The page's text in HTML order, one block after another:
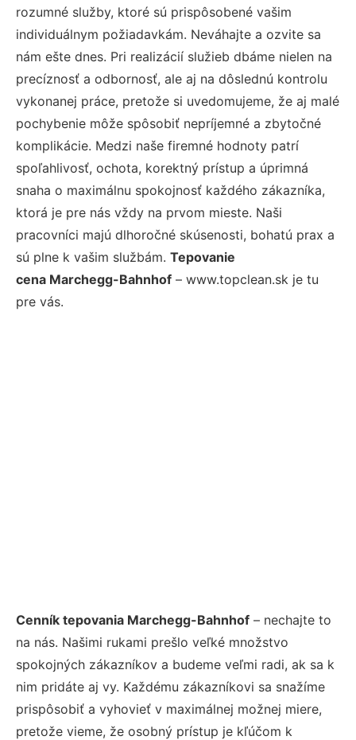
rozumné služby, ktoré sú prispôsobené vašim
individuálnym požiadavkám. Neváhajte a ozvite sa
nám ešte dnes. Pri realizácií služieb dbáme nielen na
precíznosť a odbornosť, ale aj na dôslednú kontrolu
vykonanej práce, pretože si uvedomujeme, že aj malé
pochybenie môže spôsobiť nepríjemné a zbytočné
komplikácie. Medzi naše firemné hodnoty patrí
spoľahlivosť, ochota, korektný prístup a úprimná
snaha o maximálnu spokojnosť každého zákazníka,
ktorá je pre nás vždy na prvom mieste. Naši
pracovníci majú dlhoročné skúsenosti, bohatú prax a
sú plne k vašim službám. Tepovanie
cena Marchegg-Bahnhof – www.topclean.sk je tu
pre vás.
Cenník tepovania Marchegg-Bahnhof – nechajte to
na nás. Našimi rukami prešlo veľké množstvo
spokojných zákazníkov a budeme veľmi radi, ak sa k
nim pridáte aj vy. Každému zákazníkovi sa snažíme
prispôsobiť a vyhovieť v maximálnej možnej miere,
pretože vieme, že osobný prístup je kľúčom k